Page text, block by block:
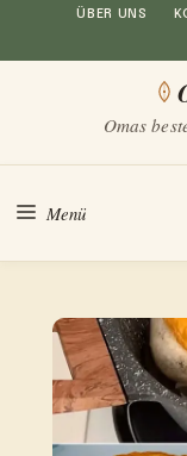
Inhalt
ÜBER UNS
Omas
Menü